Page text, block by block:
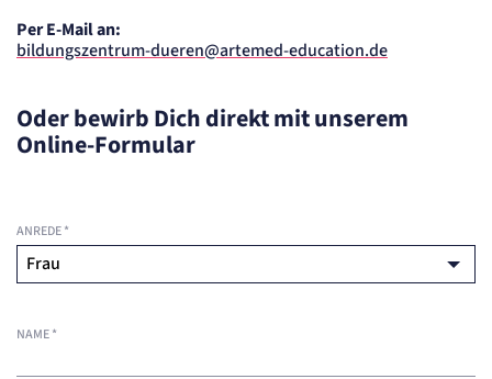
Per E-Mail an:
bildungszentrum-dueren@artemed-education.de
Oder bewirb Dich direkt mit unserem
Online-Formular
ANREDE*
NAME*